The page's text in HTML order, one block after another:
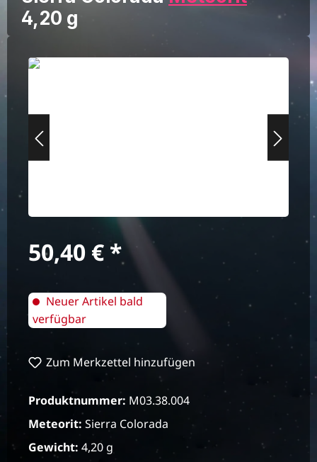
4,20 g
Bildergalerie überspringen
Regulärer Preis:
50,40 €
Neuer Artikel bald
verfügbar
Zum Merkzettel hinzufügen
Produktnummer: M03.38.004
Meteorit: Sierra Colorada
Gewicht: 4,20 g